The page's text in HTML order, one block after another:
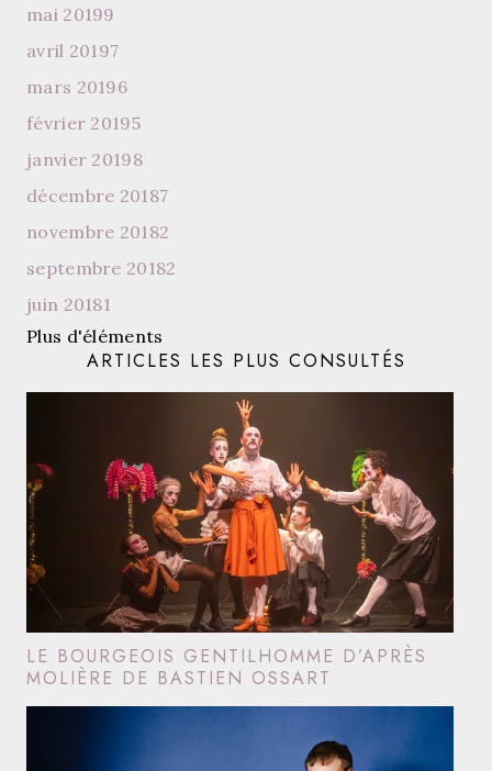
mai 20199
avril 20197
mars 20196
février 20195
janvier 20198
décembre 20187
novembre 20182
septembre 20182
juin 20181
Plus d'éléments
ARTICLES LES PLUS CONSULTÉS
LE BOURGEOIS GENTILHOMME D’APRÈS
MOLIÈRE DE BASTIEN OSSART